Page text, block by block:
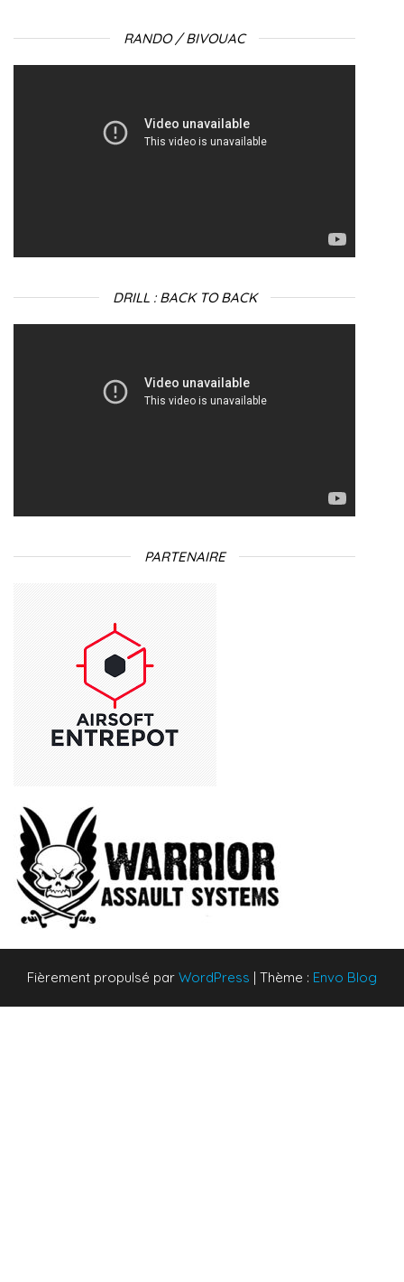
RANDO / BIVOUAC
DRILL : BACK TO BACK
PARTENAIRE
Fièrement propulsé par WordPress | Thème : Envo Blog